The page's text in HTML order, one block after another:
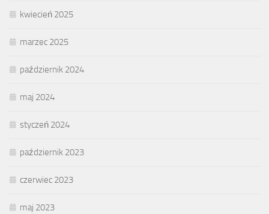
kwiecień 2025
marzec 2025
październik 2024
maj 2024
styczeń 2024
październik 2023
czerwiec 2023
maj 2023